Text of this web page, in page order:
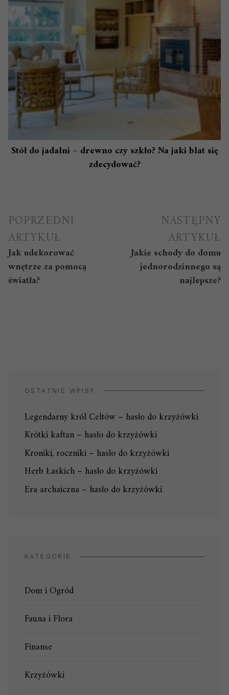
Stół do jadalni – drewno czy szkło? Na jaki blat się
zdecydować?
Nawigacja
wpisu
POPRZEDNI
ARTYKUŁ
Jak udekorować
wnętrze za pomocą
światła?
NASTĘPNY
ARTYKUŁ
Jakie schody do domu
jednorodzinnego są
najlepsze?
OSTATNIE WPISY
Legendarny król Celtów – hasło do krzyżówki
Krótki kaftan – hasło do krzyżówki
Kroniki, roczniki – hasło do krzyżówki
Herb Łaskich – hasło do krzyżówki
Era archaiczna – hasło do krzyżówki
KATEGORIE
Dom i Ogród
Fauna i Flora
Finanse
Krzyżówki